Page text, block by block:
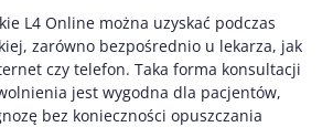
L4 Online można uzyskać podczas
zarówno bezpośrednio u lekarza, jak
czy telefon. Taka forma konsultacji
jest wygodna dla pacjentów,
bez konieczności opuszczania